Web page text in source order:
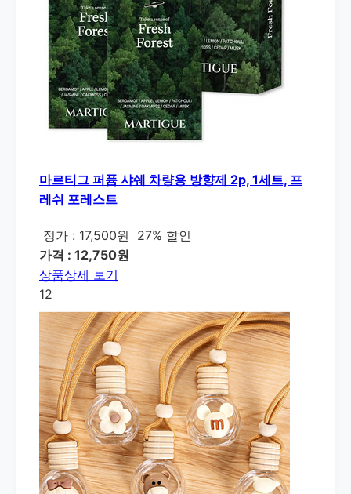
마르티그 퍼퓸 샤쉐 차량용 방향제 2p, 1세트, 프
레쉬 포레스트
정가 : 17,500원
27% 할인
가격 : 12,750원
상품상세 보기
12